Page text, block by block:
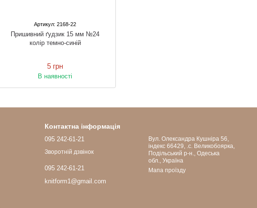
Артикул: 2168-22
Пришивний ґудзик 15 мм №24
колір темно-синій
5 грн
В наявності
Контактна інформація
095 242-61-21
Зворотній дзвінок
095 242-61-21
knitform1@gmail.com
Вул. Олександра Кушніра 56,
індекс 66429, .с. Великобоярка,
Подільський р-н., Одеська
обл., Україна
Мапа проїзду